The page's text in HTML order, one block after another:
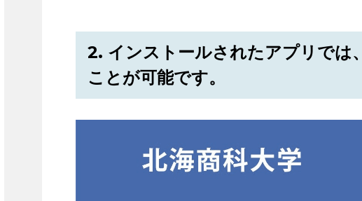
2. インストールされたアプリでは
ことが可能です。